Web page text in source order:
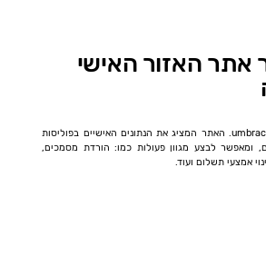
אתר האזור האישי
המציג את הנתונים האישיים בפוליסות
ומאפשר לבצע מגוון פעולות כמו: הורדת מסמכים,
אמצעי תשלום ועוד.